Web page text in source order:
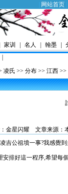
网站首页
家训 名人 翰墨
凌氏 >> 分布 >> 江西 >>
金星闪耀 文章来源：
公祖墳一事?我感覺
好這一程序,希望每